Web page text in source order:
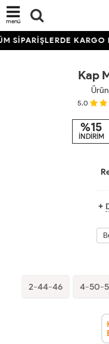
menü
SİPARİŞLERDE KARGO
Kap
5.0
%15
İNDİRİM
+
2-44-46 4-50-